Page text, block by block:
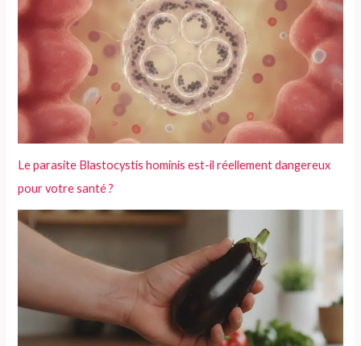
Le parasite Blastocystis hominis est-il réellement dangereux
pour votre santé ?